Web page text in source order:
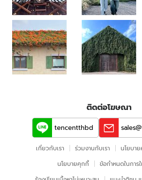
ติดต่อโฆษณา
tencentthbd
เกี่ยวกับเรา ร่วมงานกับเรา
นโยบา
นโยบายคุกกี้
ข้อกําหนดในการ